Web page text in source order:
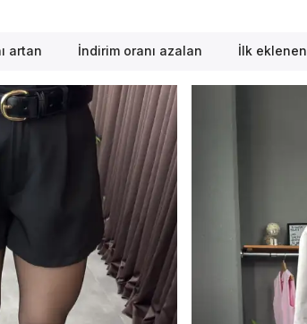
artan İndirim oranı azalan İlk eklenen